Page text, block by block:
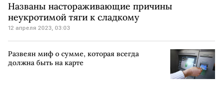
Названы настораживающие причины
неукротимой тяги к сладкому
12 апреля 2023, 03:03
Развеян миф о сумме, которая всегда
должна быть на карте